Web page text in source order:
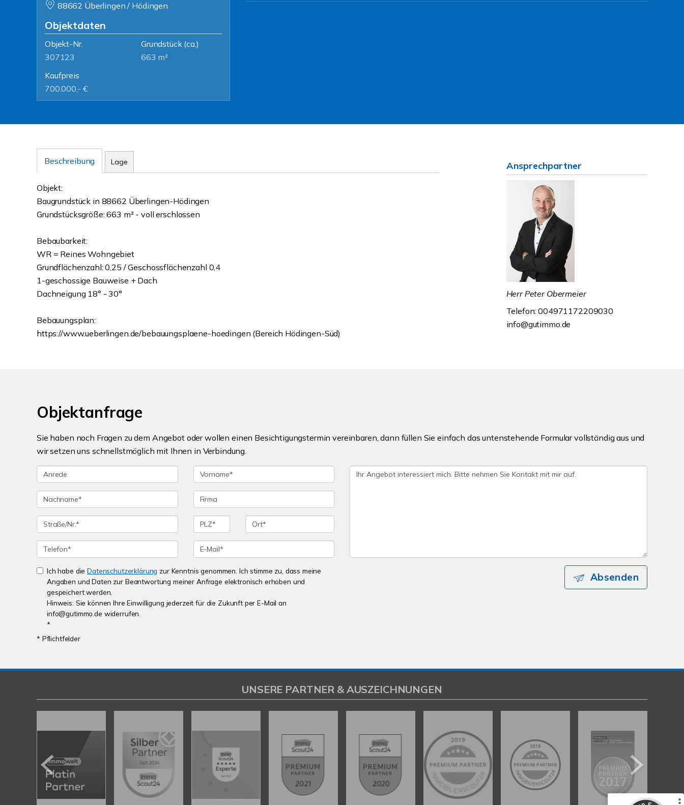
88662 Überlingen / Hödingen
Objektdaten
Objekt-Nr.
307123
Grundstück(ca.)
663 m²
Kaufpreis
700.000,- €
Beschreibung Lage
Objekt:
Baugrundstück in 88662 Überlingen-Hödingen
Grundstücksgröße: 663 m² - voll erschlossen
Bebaubarkeit:
WR = Reines Wohngebiet
Grundflächenzahl: 0,25 / Geschossflächenzahl 0,4
1-geschossige Bauweise + Dach
Dachneigung 18° - 30°
Bebauungsplan:
https://www.ueberlingen.de/bebauungsplaene-hoedingen (Bereich Hödingen-Süd)
Ansprechpartner
Herr Peter Obermeier
Telefon: 004971172209030
info@gutimmo.de
Objektanfrage
Sie haben noch Fragen zu dem Angebot oder wollen einen Besichtigungstermin vereinbaren, dann füllen Sie einfach das untenstehende Formular vollständig aus und
wir setzen uns schnellstmöglich mit Ihnen in Verbindung.
Ich habe dieDatenschutzerklärung zur Kenntnis genommen. Ich stimme zu, dass meine
Angaben und Daten zur Beantwortung meiner Anfrage elektronisch erhoben und
gespeichert werden.
Hinweis: Sie können Ihre Einwilligung jederzeit für die Zukunft per E-Mail an
info@gutimmo.de widerrufen.
*
* Pflichtfelder
Absenden
UNSERE PARTNER & AUSZEICHNUNGEN
Empfehlungen auf
ProvenExpert.com
SEHR GUT
5,00
3